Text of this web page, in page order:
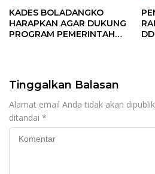
KADES BOLADANGKO
HARAPKAN AGAR DUKUNG
PROGRAM PEMERINTAH
Tinggalkan Balasan
Alamat email Anda tidak akan
ditandai *